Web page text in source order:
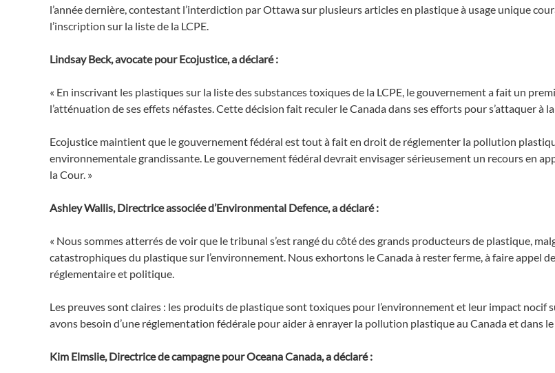
l’année dernière, contestant l’interdiction par Ottawa sur plusieurs articles en plastique à usage unique
l’inscription sur la liste de la LCPE.
Lindsay Beck, avocate pour Ecojustice, a déclaré :
« En inscrivant les plastiques sur la liste des substances toxiques de la LCPE, le gouvernement a fait un
l’atténuation de ses effets néfastes. Cette décision fait reculer le Canada dans ses efforts pour s’attaquer à
Ecojustice maintient que le gouvernement fédéral est tout à fait en droit de réglementer la pollution
environnementale grandissante. Le gouvernement fédéral devrait envisager sérieusement un recours en
la Cour. »
Ashley Wallis, Directrice associée d’Environmental Defence, a déclaré :
« Nous sommes atterrés de voir que le tribunal s’est rangé du côté des grands producteurs de plastique,
catastrophiques du plastique sur l’environnement. Nous exhortons le Canada à rester ferme, à faire appel
réglementaire et politique.
Les preuves sont claires : les produits de plastique sont toxiques pour l’environnement et leur impact nocif
avons besoin d’une réglementation fédérale pour aider à enrayer la pollution plastique au Canada et dans
Kim Elmslie, Directrice de campagne pour Oceana Canada, a déclaré :